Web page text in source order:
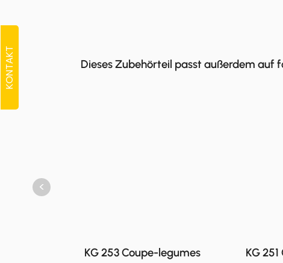
<
Dieses Zubehörteil passt außerdem auf
KG 253 Coupe-legumes KG
KONTAKT